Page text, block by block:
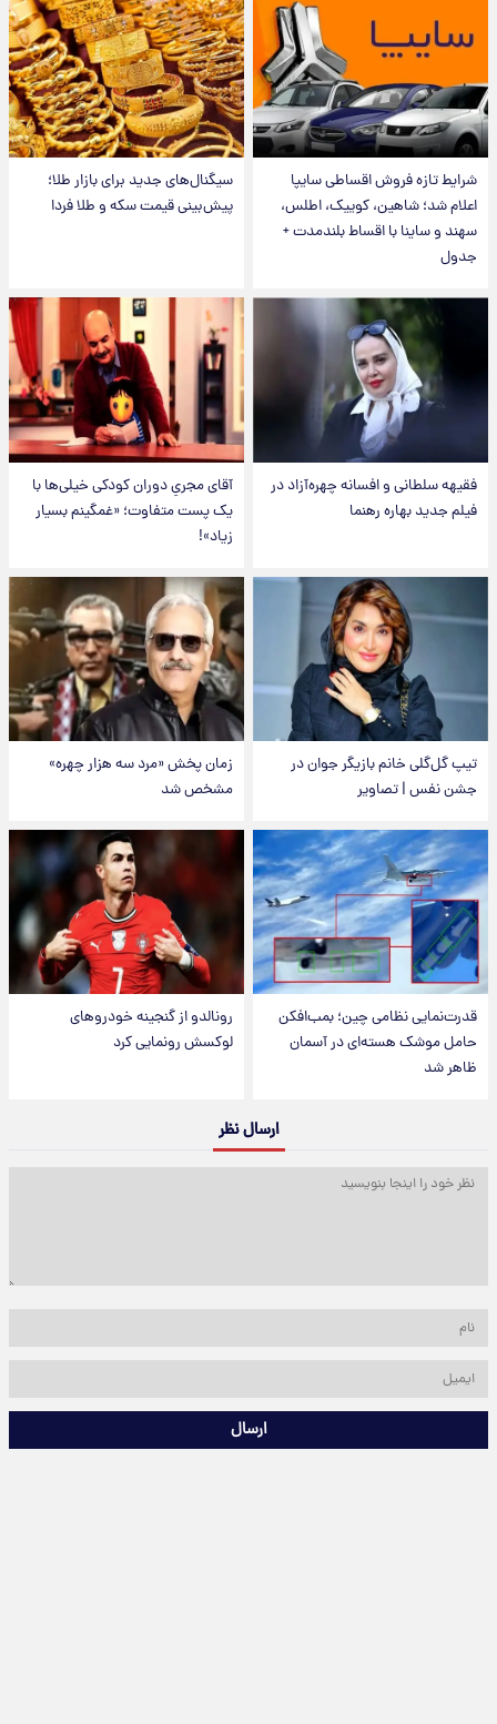
شرایط تازه فروش اقساطی سایپا
اعلام شد؛ شاهین، کوییک، اطلس،
سهند و ساینا با اقساط بلندمدت +
جدول
سیگنال‌های جدید برای بازار طلا؛
پیش‌بینی قیمت سکه و طلا فردا
فقیهه سلطانی و افسانه چهره‌آزاد در
فیلم جدید بهاره رهنما
آقای مجریِ دوران کودکی خیلی‌ها با
یک پست متفاوت؛ «غمگینم بسیار
زیاد»!
تیپ گل‌گلی خانم بازیگر جوان در
جشن نفس | تصاویر
زمان پخش «مرد سه هزار چهره»
مشخص شد
قدرت‌نمایی نظامی چین؛ بمب‌افکن
حامل موشک هسته‌ای در آسمان
ظاهر شد
رونالدو از گنجینه خودروهای
لوکسش رونمایی کرد
ارسال نظر
ارسال